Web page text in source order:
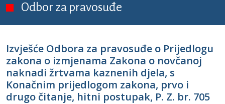
Odbor za pravosuđe
Izvješće Odbora za pravosuđe o Prijedlogu
zakona o izmjenama Zakona o novčanoj
naknadi žrtvama kaznenih djela, s
Konačnim prijedlogom zakona, prvo i
drugo čitanje, hitni postupak, P. Z. br. 705